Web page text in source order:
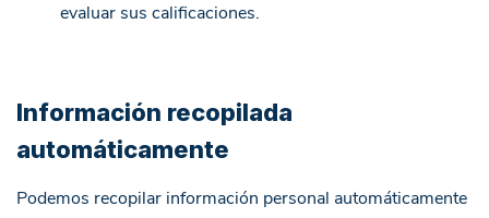
evaluar sus calificaciones.
Información recopilada
automáticamente
Podemos recopilar información personal automáticamente